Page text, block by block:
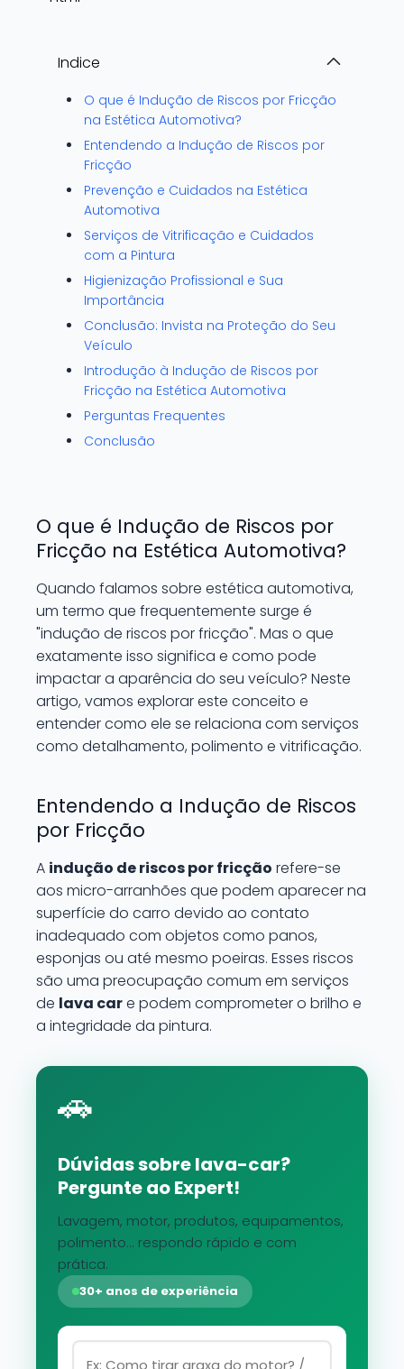
Indice
O que é Indução de Riscos por Fricção
na Estética Automotiva?
Entendendo a Indução de Riscos por
Fricção
Prevenção e Cuidados na Estética
Automotiva
Serviços de Vitrificação e Cuidados
com a Pintura
Higienização Profissional e Sua
Importância
Conclusão: Invista na Proteção do Seu
Veículo
Introdução à Indução de Riscos por
Fricção na Estética Automotiva
Perguntas Frequentes
Conclusão
O que é Indução de Riscos por
Fricção na Estética Automotiva?
Quando falamos sobre estética automotiva,
um termo que frequentemente surge é
"indução de riscos por fricção". Mas o que
exatamente isso significa e como pode
impactar a aparência do seu veículo? Neste
artigo, vamos explorar este conceito e
entender como ele se relaciona com serviços
como detalhamento, polimento e vitrificação.
Entendendo a Indução de Riscos
por Fricção
A indução de riscos por fricção refere-se
aos micro-arranhões que podem aparecer na
superfície do carro devido ao contato
inadequado com objetos como panos,
esponjas ou até mesmo poeiras. Esses riscos
são uma preocupação comum em serviços
de lava care podem comprometer o brilho e
a integridade da pintura.
🚗
Dúvidas sobre lava-car?
Pergunte ao Expert!
Lavagem, motor, produtos, equipamentos,
polimento... respondo rápido e com
prática.
30+ anos de experiência